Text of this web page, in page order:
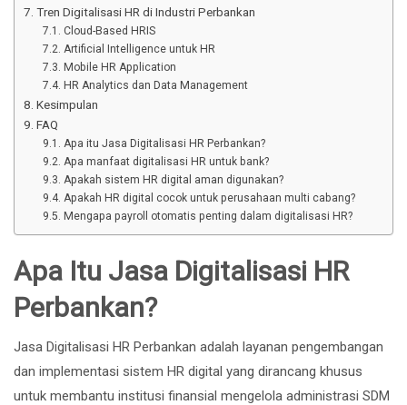
Tren Digitalisasi HR di Industri Perbankan
Cloud-Based HRIS
Artificial Intelligence untuk HR
Mobile HR Application
HR Analytics dan Data Management
Kesimpulan
FAQ
Apa itu Jasa Digitalisasi HR Perbankan?
Apa manfaat digitalisasi HR untuk bank?
Apakah sistem HR digital aman digunakan?
Apakah HR digital cocok untuk perusahaan multi cabang?
Mengapa payroll otomatis penting dalam digitalisasi HR?
Apa Itu Jasa Digitalisasi HR
Perbankan?
Jasa Digitalisasi HR Perbankan adalah layanan pengembangan
dan implementasi sistem HR digital yang dirancang khusus
untuk membantu institusi finansial mengelola administrasi SDM